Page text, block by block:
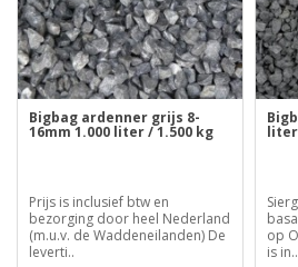
Bigbag ardenner grijs 8-
16mm 1.000 liter / 1.500 kg
Prijs is inclusief btw en
bezorging door heel Nederland
(m.u.v. de Waddeneilanden) De
leverti..
liter
op
is in..